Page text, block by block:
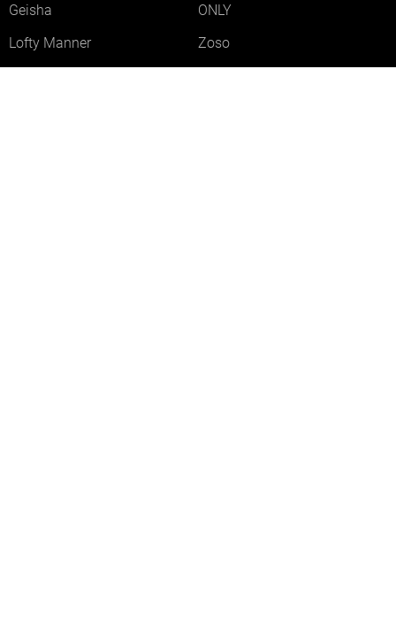
Geisha
ONLY
Lofty Manner
Zoso